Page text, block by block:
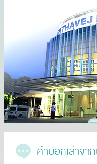
คำบอกเล่าจา